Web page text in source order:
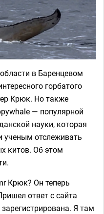
в Баренцевом
горбатого
Крюк. Но также
— популярной
науки, которая
отслеживать
китов. Об этом
Крюк? Он теперь
ответ с сайта
Я там